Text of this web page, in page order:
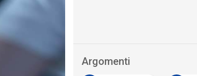
Argomenti